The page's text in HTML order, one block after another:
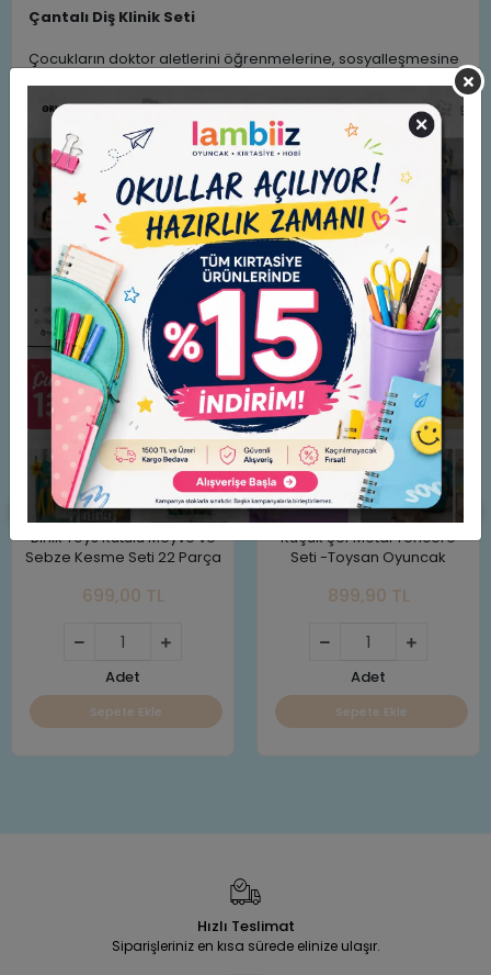
Çantalı Diş Klinik Seti
Çocukların doktor aletlerini öğrenmelerine, sosyalleşmesine
Çocukların el becerisini geliştirir.
Stoklarımızda bulunan renk gönderilecektir.
Benzer Ürünler
Birlik Toys Kutulu Meyve ve
Sebze Kesme Seti 22 Parça
699,00 TL
Adet
Sepete Ekle
Küçük Şef Metal Tencere
Seti -Toysan Oyuncak
899,90 TL
Adet
Sepete Ekle
Hızlı Teslimat
Siparişleriniz en kısa sürede elinize ulaşır.